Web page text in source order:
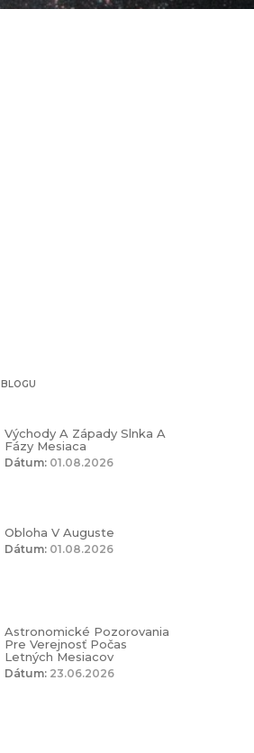
Východy A Západy Slnka A
Fázy Mesiaca
Dátum: 01.08.2026
Obloha V Auguste
Dátum: 01.08.2026
Astronomické Pozorovania
Pre Verejnosť Počas
Letných Mesiacov
Dátum: 23.06.2026